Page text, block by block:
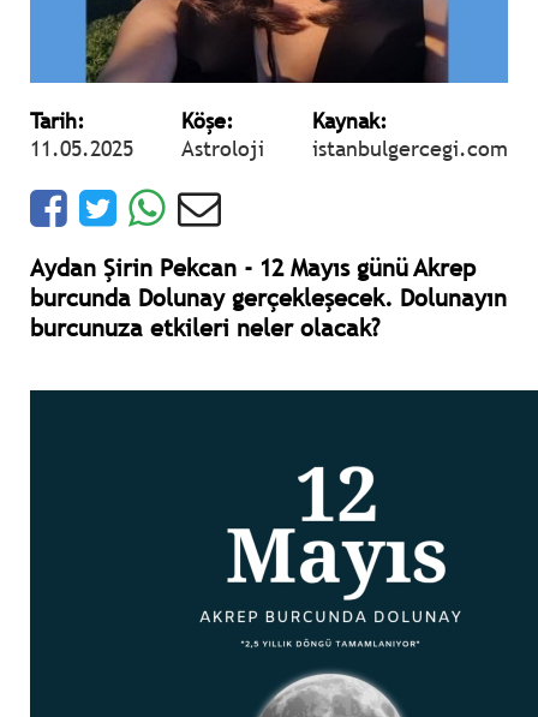
Tarih:
11.05.2025
Köşe:
Astroloji
Kaynak:
istanbulgercegi.com
Aydan Şirin Pekcan - 12 Mayıs günü Akrep
burcunda Dolunay gerçekleşecek. Dolunayın
burcunuza etkileri neler olacak?